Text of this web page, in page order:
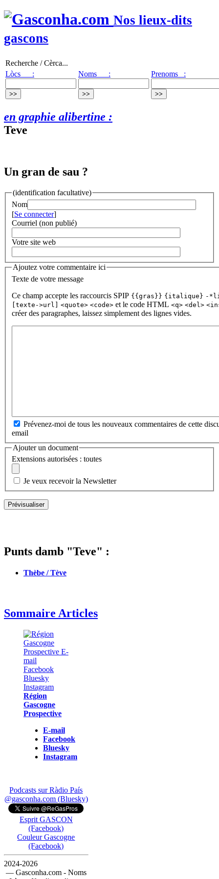
Nos lieux-dits
gascons
Recherche / Cèrca...
Lòcs :
Noms : Prenoms :
en graphie alibertine :
Teve
Un gran de sau ?
(identification facultative)
Nom
[Se connecter]
Courriel (non publié)
Votre site web
Ajoutez votre commentaire ici
Texte de votre message
Ce champ accepte les raccourcis SPIP {{gras}} {italique} -
[texte->url] <quote> <code> et le code HTML <q> <del>
créer des paragraphes, laissez simplement des lignes vides.
Prévenez-moi de tous les nouveaux commentaires de cette
email
Ajouter un document
Extensions autorisées : toutes
Je veux recevoir la Newsletter
Punts damb "Teve" :
Thèbe / Tève
Sommaire Articles
Région
Gascogne
Prospective
E-mail
Facebook
Bluesky
Instagram
Podcasts sur Ràdio País
@gasconha.com (Bluesky)
Esprit GASCON
(Facebook)
Couleur Gascogne
(Facebook)
2024-2026
— Gasconha.com - Noms